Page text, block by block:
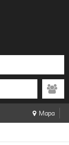
Mapa